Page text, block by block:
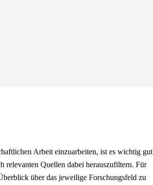
Arbeit einzuarbeiten, ist es wichtig gut
Quellen dabei herauszufiltern. Für
über das jeweilige Forschungsfeld zu